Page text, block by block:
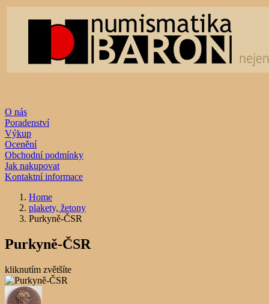
O nás
Poradenství
Výkup
Ocenění
Obchodní podmínky
Jak nakupovat
Kontaktní informace
Home
plakety, žetony
Purkyně-ČSR
Purkyně-ČSR
kliknutím zvětšíte